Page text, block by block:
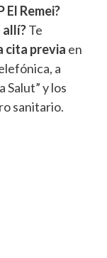
El Remei?
allí?Te
cita previa en
a
Salut” y los
sanitario.